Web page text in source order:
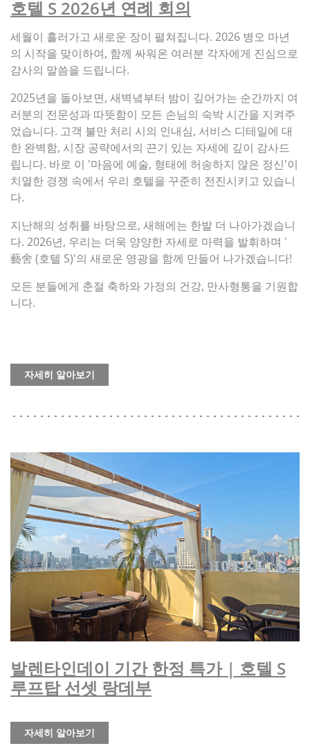
호텔 S 2026년 연례 회의
세월이 흘러가고 새로운 장이 펼쳐집니다. 2026 병오 마년
의 시작을 맞이하여, 함께 싸워온 여러분 각자에게 진심으로
감사의 말씀을 드립니다.
2025년을 돌아보면, 새벽녘부터 밤이 깊어가는 순간까지 여
러분의 전문성과 따뜻함이 모든 손님의 숙박 시간을 지켜주
었습니다. 고객 불만 처리 시의 인내심, 서비스 디테일에 대
한 완벽함, 시장 공략에서의 끈기 있는 자세에 깊이 감사드
립니다. 바로 이 '마음에 예술, 형태에 허송하지 않은 정신'이
치열한 경쟁 속에서 우리 호텔을 꾸준히 전진시키고 있습니
다.
지난해의 성취를 바탕으로, 새해에는 한발 더 나아가겠습니
다. 2026년, 우리는 더욱 양양한 자세로 마력을 발휘하며 '
藝舍 (호텔 S)'의 새로운 영광을 함께 만들어 나가겠습니다!
모든 분들에게 춘절 축하와 가정의 건강, 만사형통을 기원합
니다.
자세히 알아보기
발렌타인데이 기간 한정 특가 | 호텔 S
루프탑 선셋 랑데부
자세히 알아보기